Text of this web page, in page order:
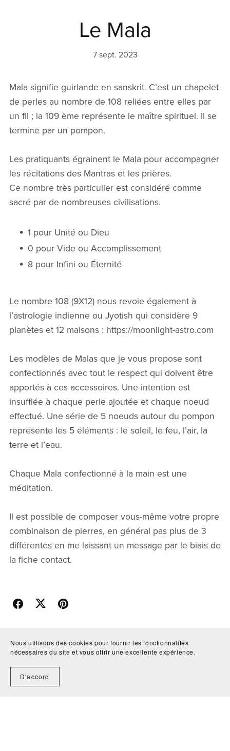
Le Mala
7 sept. 2023
Mala signifie guirlande en sanskrit. C’est un chapelet
de perles au nombre de 108 reliées entre elles par
un fil ; la 109 ème représente le maître spirituel. Il se
termine par un pompon.
Les pratiquants égrainent le Mala pour accompagner
les récitations des Mantras et les prières.
Ce nombre très particulier est considéré comme
sacré par de nombreuses civilisations.
1 pour Unité ou Dieu
0 pour Vide ou Accomplissement
8 pour Infini ou Éternité
Le nombre 108 (9X12) nous revoie également à
l’astrologie indienne ou Jyotish qui considère 9
planètes et 12 maisons : https://moonlight-astro.com
Les modèles de Malas que je vous propose sont
confectionnés avec tout le respect qui doivent être
apportés à ces accessoires. Une intention est
insufflée à chaque perle ajoutée et chaque noeud
effectué. Une série de 5 noeuds autour du pompon
représente les 5 éléments : le soleil, le feu, l’air, la
terre et l’eau.
Chaque Mala confectionné à la main est une
méditation.
Il est possible de composer vous-même votre propre
combinaison de pierres, en général pas plus de 3
différentes en me laissant un message par le biais de
la fiche contact.
Nous utilisons des cookies pour fournir les fonctionnalités
nécessaires du site et vous offrir une excellente expérience.
D'accord